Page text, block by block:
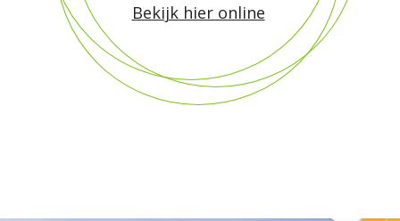
Bekijk hier online